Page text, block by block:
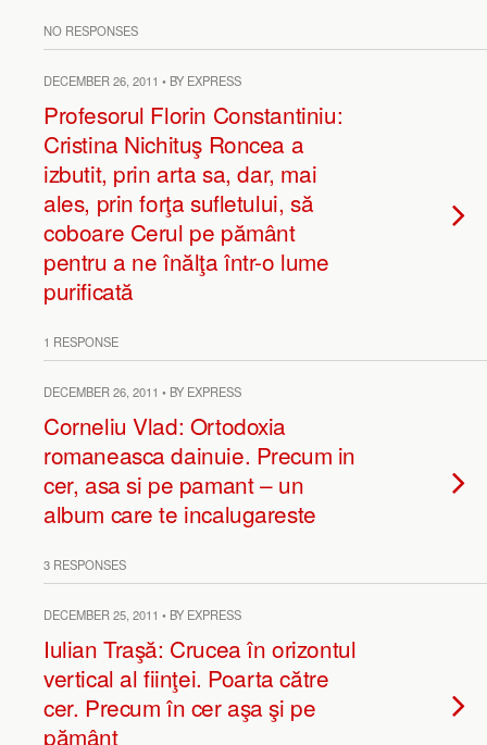
NO RESPONSES
DECEMBER 26, 2011 • BY EXPRESS
Profesorul Florin Constantiniu:
Cristina Nichituş Roncea a
izbutit, prin arta sa, dar, mai
ales, prin forţa sufletului, să
coboare Cerul pe pământ
pentru a ne înălţa într-o lume
purificată
1 RESPONSE
DECEMBER 26, 2011 • BY EXPRESS
Corneliu Vlad: Ortodoxia
romaneasca dainuie. Precum in
cer, asa si pe pamant – un
album care te incalugareste
3 RESPONSES
DECEMBER 25, 2011 • BY EXPRESS
Iulian Traşă: Crucea în orizontul
vertical al fiinţei. Poarta către
cer. Precum în cer aşa şi pe
pământ